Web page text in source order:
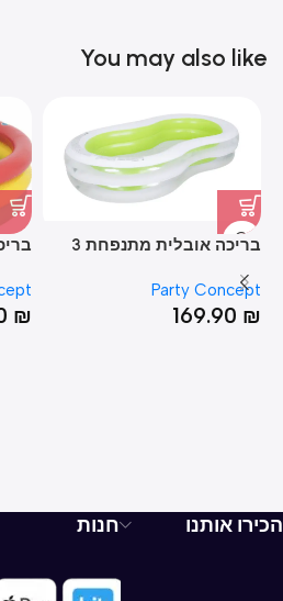
You may also like
בריכה אובלית מתנפחת 3
Party Concept
169.90 ₪
46*168
₪
הכירו אותנו חנות